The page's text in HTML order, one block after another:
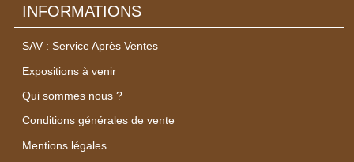
INFORMATIONS
SAV : Service Après Ventes
Expositions à venir
Qui sommes nous ?
Conditions générales de vente
Mentions légales